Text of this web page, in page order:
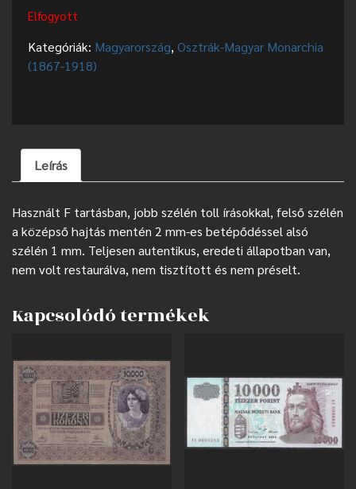
Elfogyott
Kategóriák: Magyarország, Osztrák-Magyar Monarchia
(1867-1918)
Leírás
Használt F tartásban, jobb szélén toll írásokkal, felső szélén
a középső hajtás mentén 2 mm-es betépődéssel alsó
szélén 1 mm. Teljesen autentikus, eredeti állapotban van,
nem volt restaurálva, nem tisztított és nem préselt.
Kapcsolódó termékek